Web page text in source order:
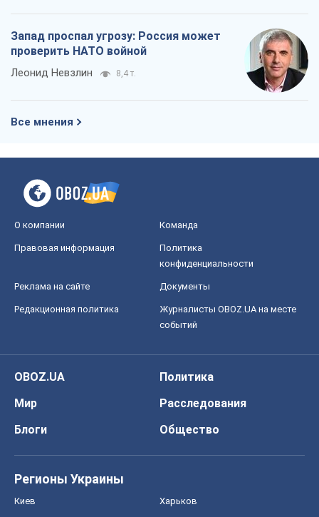
Запад проспал угрозу: Россия может
проверить НАТО войной
Леонид Невзлин 8,4 т.
Все мнения
О компании Команда
Правовая информация
Политика
конфиденциальности
Реклама на сайте Документы
Редакционная политика
Журналисты OBOZ.UA на месте
событий
OBOZ.UA
Политика
Мир
Расследования
Блоги
Общество
Регионы Украины
Киев Харьков